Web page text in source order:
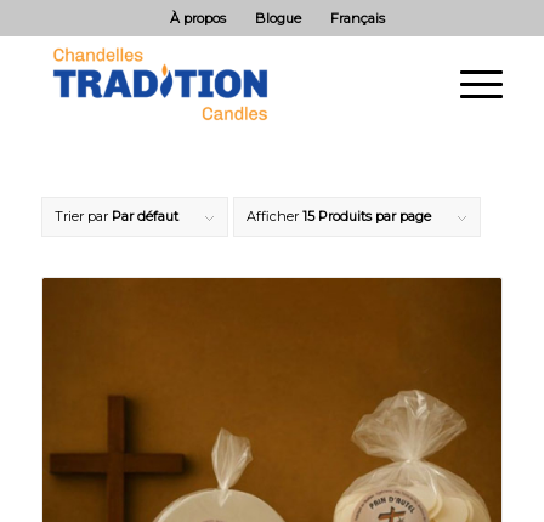
À propos Blogue Français
Trier par Par défaut Afficher 15 Produits par page